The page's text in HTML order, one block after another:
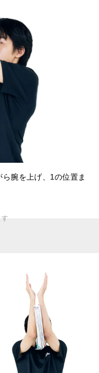
腕を上げ、1の位置ま